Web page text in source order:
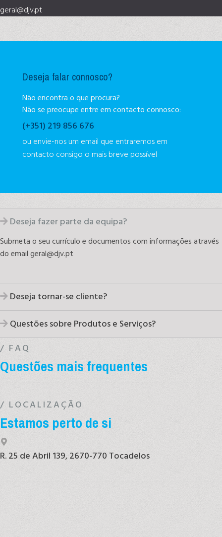
geral@djv.pt
Deseja falar connosco?
Não encontra o que procura?
Não se preocupe entre em contacto connosco:
(+351) 219 856 676
ou envie-nos um email que entraremos em
contacto consigo o mais breve possível
Deseja fazer parte da equipa?
Submeta o seu currículo e documentos com informações através
do email geral@djv.pt
Deseja tornar-se cliente?
Questões sobre Produtos e Serviços?
/ FAQ
Questões mais frequentes
/ LOCALIZAÇÃO
Estamos perto de si
R. 25 de Abril 139, 2670-770 Tocadelos